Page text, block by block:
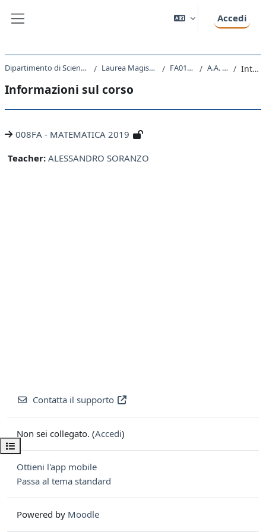
Accedi
Apri indice del corso
Dipartimento di Scienze Chimiche e Farmaceutiche Laurea Magistrale Ciclo Unico 5 anni FA01 - FARMACIA A.A. 2019 - 2020 Introduzione
Informazioni sul corso
008FA - MATEMATICA 2019
Teacher: ALESSANDRO SORANZO
Contatta il supporto
Non sei collegato. (Accedi)
Ottieni l'app mobile
Passa al tema standard
Powered by Moodle